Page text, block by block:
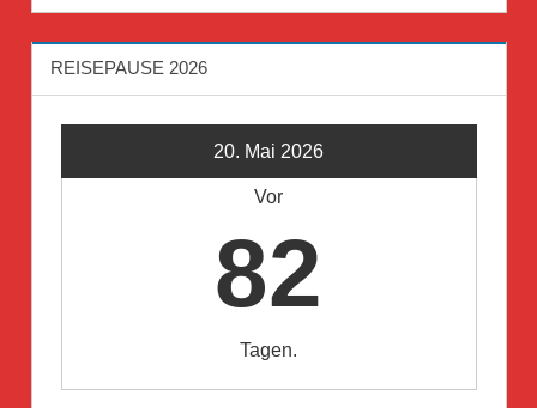
REISEPAUSE 2026
20. Mai 2026
Vor
82
Tagen.